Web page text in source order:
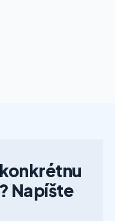
Napíšte